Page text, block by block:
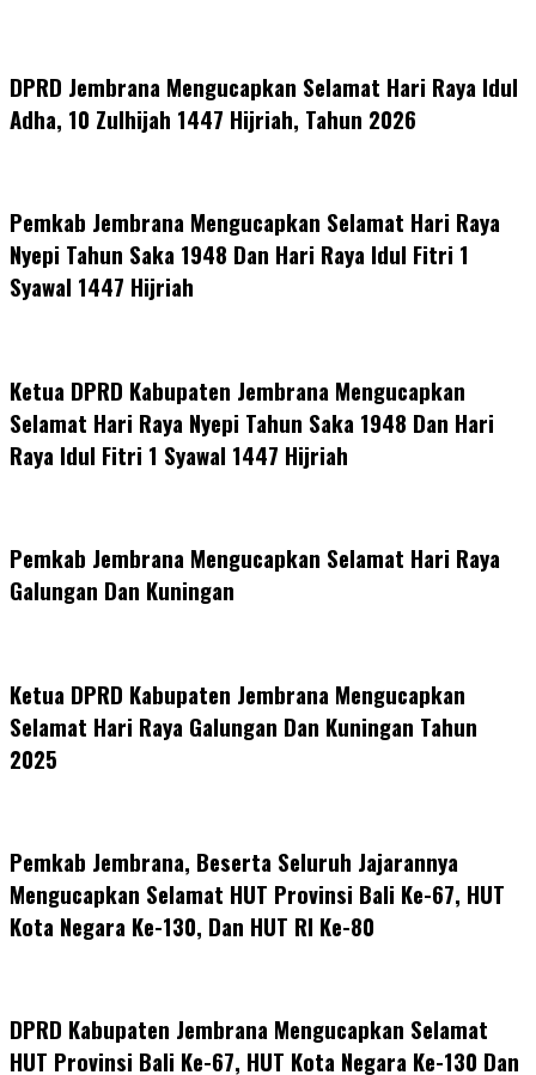
DPRD Jembrana Mengucapkan Selamat Hari Raya Idul
Adha, 10 Zulhijah 1447 Hijriah, Tahun 2026
Pemkab Jembrana Mengucapkan Selamat Hari Raya
Nyepi Tahun Saka 1948 Dan Hari Raya Idul Fitri 1
Syawal 1447 Hijriah
Ketua DPRD Kabupaten Jembrana Mengucapkan
Selamat Hari Raya Nyepi Tahun Saka 1948 Dan Hari
Raya Idul Fitri 1 Syawal 1447 Hijriah
Pemkab Jembrana Mengucapkan Selamat Hari Raya
Galungan Dan Kuningan
Ketua DPRD Kabupaten Jembrana Mengucapkan
Selamat Hari Raya Galungan Dan Kuningan Tahun
2025
Pemkab Jembrana, Beserta Seluruh Jajarannya
Mengucapkan Selamat HUT Provinsi Bali Ke-67, HUT
Kota Negara Ke-130, Dan HUT RI Ke-80
DPRD Kabupaten Jembrana Mengucapkan Selamat
HUT Provinsi Bali Ke-67, HUT Kota Negara Ke-130 Dan